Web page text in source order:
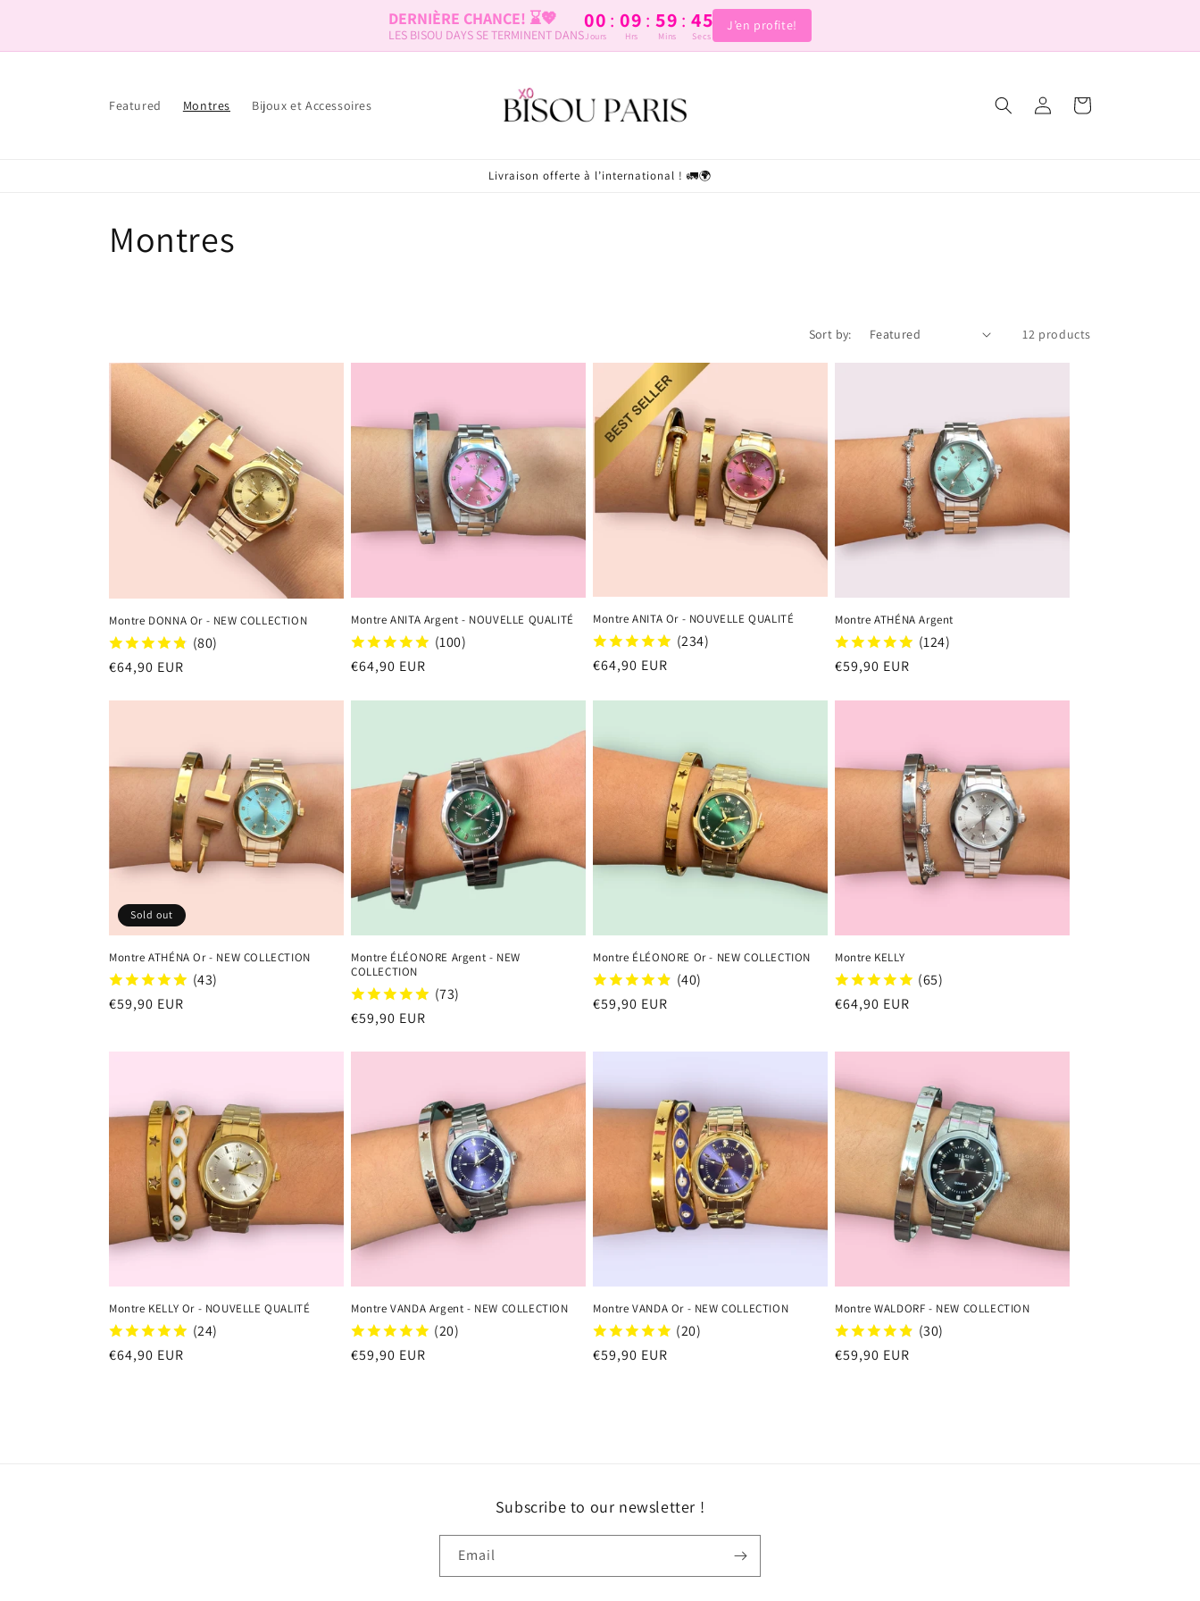
DERNIÈRE CHANCE! ⌛️💖
LES BISOU DAYS SE TERMINENT DANS
00 : 09 : 59 : 44
Jours Hrs Mins Secs
J’en profite!
Featured Montres Bijoux et Accessoires
Log
in
Cart
Livraison offerte à l’international ! 🚛🌍
C
l
e
c
o
n
:
Montres
Sort by: 12 products
Montre DONNA Or - NEW COLLECTION
(80)
Regular
€64,90 EUR
Montre ANITA Argent - NOUVELLE QUALITÉ
(100)
Regular
€64,90 EUR
Montre ANITA Or - NOUVELLE QUALITÉ
(234)
Regular
€64,90 EUR
Montre ATHÉNA Argent
(124)
Regular
€59,90 EUR
Sold out
Montre ATHÉNA Or - NEW COLLECTION
(43)
Regular
€59,90 EUR
Montre ÉLÉONORE Argent - NEW
COLLECTION
(73)
Regular
€59,90 EUR
Montre ÉLÉONORE Or - NEW COLLECTION
(40)
Regular
€59,90 EUR
Montre KELLY
(65)
Regular
€64,90 EUR
Montre KELLY Or - NOUVELLE QUALITÉ
(24)
Regular
€64,90 EUR
Montre VANDA Argent - NEW COLLECTION
(20)
Regular
€59,90 EUR
Montre VANDA Or - NEW COLLECTION
(20)
Regular
€59,90 EUR
Montre WALDORF - NEW COLLECTION
(30)
Regular
€59,90 EUR
Subscribe to our newsletter !
Email